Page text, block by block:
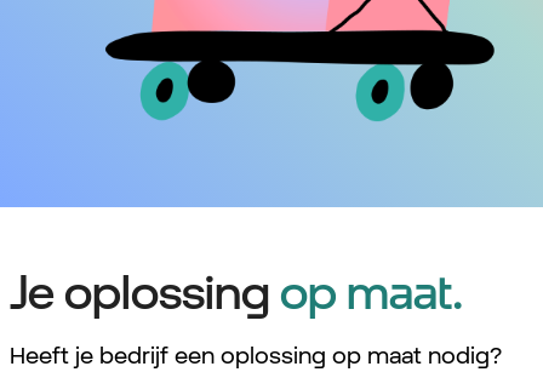
Je oplossing op maat.
Heeft je bedrijf een oplossing op maat nodig?